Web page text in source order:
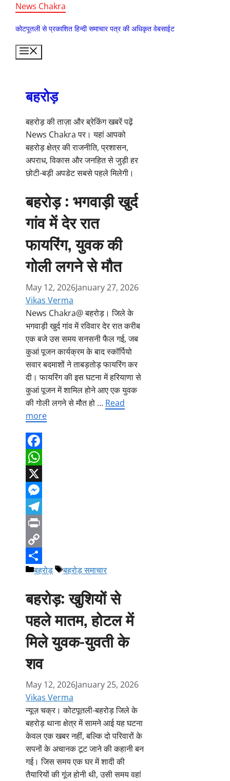
content
News Chakra
कोटपूतली से प्रकाशित हिन्दी समाचार पत्र की अधिकृत वेबसाईट
बहरोड़
बहरोड़ की ताज़ा और ब्रेकिंग खबरें पढ़ें
News Chakra पर। यहां आपको
बहरोड़ क्षेत्र की राजनीति, प्रशासन,
अपराध, विकास और जनहित से जुड़ी हर
छोटी-बड़ी अपडेट सबसे पहले मिलेगी।
बहरोड़ : भगवाड़ी खुर्द
गांव में देर रात
फायरिंग, युवक की
गोली लगने से मौत
May 12, 2026January 27, 2026
Vikas Verma
News Chakra@ बहरोड़। जिले के
भगवाड़ी खुर्द गांव में रविवार देर रात करीब
एक बजे उस समय सनसनी फैल गई, जब
कुआं पूजन कार्यक्रम के बाद स्कॉर्पियो
सवार बदमाशों ने ताबड़तोड़ फायरिंग कर
दी। फायरिंग की इस घटना में हरियाणा से
कुआं पूजन में शामिल होने आए एक युवक
की गोली लगने से मौत हो … Read
more
Facebook
WhatsApp
X
Messenger
Telegram
Print
Copy
Link
Share
Categories
बहरोड़ Tags
बहरोड़ समाचार
बहरोड़: खुशियों से
पहले मातम, होटल में
मिले युवक-युवती के
शव
May 12, 2026January 25, 2026
Vikas Verma
न्यूज़ चक्र। कोटपूतली-बहरोड़ जिले के
बहरोड़ थाना क्षेत्र में सामने आई यह घटना
केवल एक खबर नहीं, बल्कि दो परिवारों के
सपनों के अचानक टूट जाने की कहानी बन
गई। जिस समय एक घर में शादी की
तैयारियों की गूंज होनी थी, उसी समय वहां